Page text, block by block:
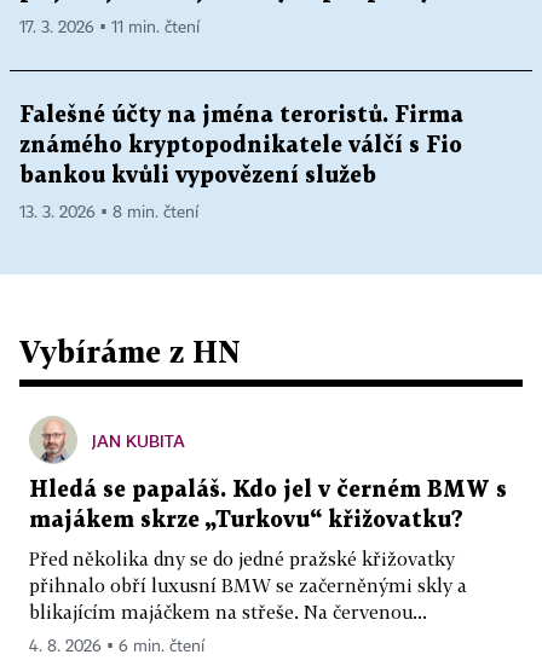
17. 3. 2026 ▪ 11 min. čtení
Falešné účty na jména teroristů. Firma
známého kryptopodnikatele válčí s Fio
bankou kvůli vypovězení služeb
13. 3. 2026 ▪ 8 min. čtení
Vybíráme z HN
JAN KUBITA
Hledá se papaláš. Kdo jel v černém BMW s
majákem skrze „Turkovu“ křižovatku?
Před několika dny se do jedné pražské křižovatky
přihnalo obří luxusní BMW se začerněnými skly a
blikajícím majáčkem na střeše. Na červenou...
4. 8. 2026 ▪ 6 min. čtení